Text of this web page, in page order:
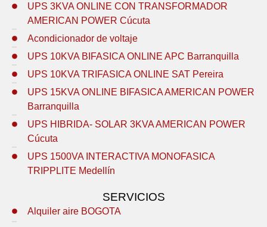
UPS 3KVA ONLINE CON TRANSFORMADOR
AMERICAN POWER Cúcuta
Acondicionador de voltaje
UPS 10KVA BIFASICA ONLINE APC Barranquilla
UPS 10KVA TRIFASICA ONLINE SAT Pereira
UPS 15KVA ONLINE BIFASICA AMERICAN POWER
Barranquilla
UPS HIBRIDA- SOLAR 3KVA AMERICAN POWER
Cúcuta
UPS 1500VA INTERACTIVA MONOFASICA
TRIPPLITE Medellín
SERVICIOS
Alquiler aire BOGOTA